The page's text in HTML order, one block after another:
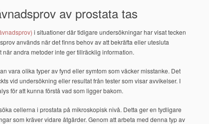
av prostata tas
i situationer där tidigare undersökningar har visat tecken
används när det finns behov av att bekräfta eller utesluta
andra metoder inte ger tillräcklig information.
vara olika typer av fynd eller symtom som väcker misstanke. Det
vid undersökning eller resultat från tester som visar avvikelser. I
för att kunna förstå vad som ligger bakom.
cellerna i prostata på mikroskopisk nivå. Detta ger en tydligare
som kräver vidare åtgärder. Genom att arbeta med denna typ av